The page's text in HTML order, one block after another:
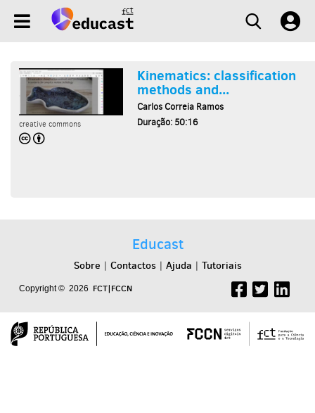
creative commons
Kinematics: classification
methods and...
Carlos Correia Ramos
Duração: 50:16
Educast
Sobre | Contactos| Ajuda | Tutoriais
Copyright © 2026 FCT|FCCN